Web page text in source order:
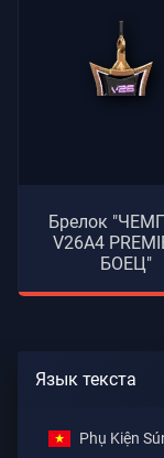
Брелок
V26A4
БОЕЦ"
Язык текста
Phụ Kiện